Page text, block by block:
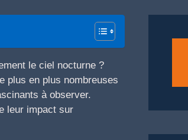
le ciel nocturne ?
plus en plus nombreuses
à observer.
leur impact sur